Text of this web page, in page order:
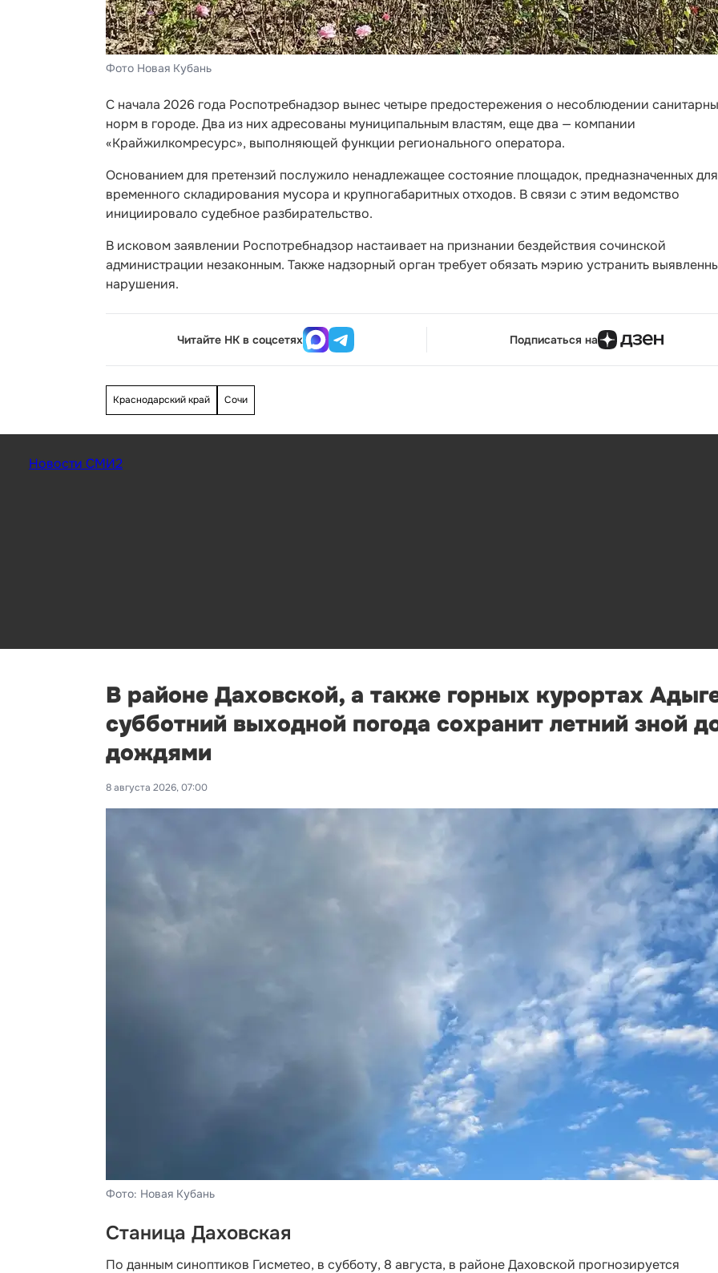
Фото Новая Кубань
С начала 2026 года Роспотребнадзор вынес четыре предостережения о несоблюдении
норм в городе. Два из них адресованы муниципальным властям, еще два — компании
«Крайжилкомресурс», выполняющей функции регионального оператора.
Основанием для претензий послужило ненадлежащее состояние площадок, предназначенных для
временного складирования мусора и крупногабаритных отходов. В связи с этим ведомство
инициировало судебное разбирательство.
В исковом заявлении Роспотребнадзор настаивает на признании бездействия сочинской
администрации незаконным. Также надзорный орган требует обязать мэрию устранить
нарушения.
Читайте НК в соцсетях Подписаться на
Краснодарский край Сочи
Новости СМИ2
В районе Даховской, а также горных курортах
субботний выходной погода сохранит летний зной
дождями
8 августа 2026, 07:00
Фото: Новая Кубань
Станица Даховская
По данным синоптиков Гисметео, в субботу, 8 августа, в районе Даховской прогнозируется